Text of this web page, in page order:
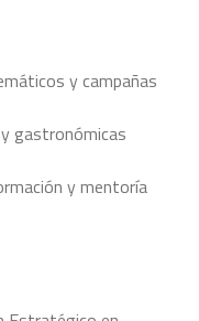
y campañas
gastronómicas
y mentoría